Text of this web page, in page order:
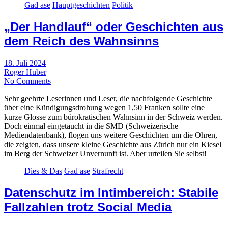
Gad ase Hauptgeschichten Politik
„Der Handlauf“ oder Geschichten aus
dem Reich des Wahnsinns
18. Juli 2024
Roger Huber
No Comments
Sehr geehrte Leserinnen und Leser, die nachfolgende Geschichte
über eine Kündigungsdrohung wegen 1,50 Franken sollte eine
kurze Glosse zum bürokratischen Wahnsinn in der Schweiz werden.
Doch einmal eingetaucht in die SMD (Schweizerische
Mediendatenbank), flogen uns weitere Geschichten um die Ohren,
die zeigten, dass unsere kleine Geschichte aus Zürich nur ein Kiesel
im Berg der Schweizer Unvernunft ist. Aber urteilen Sie selbst!
Dies & Das Gad ase Strafrecht
Datenschutz im Intimbereich: Stabile
Fallzahlen trotz Social Media